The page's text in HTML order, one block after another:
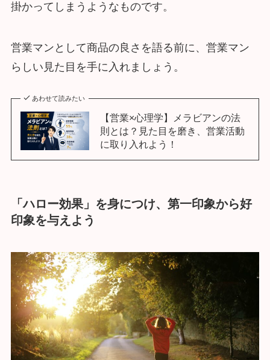
掛かってしまうようなものです。
営業マンとして商品の良さを語る前に、営業マン
らしい見た目を手に入れましょう。
あわせて読みたい
【営業×心理学】メラビアンの法
則とは？見た目を磨き、営業活動
に取り入れよう！
「ハロー効果」を身につけ、第一印象から好
印象を与えよう